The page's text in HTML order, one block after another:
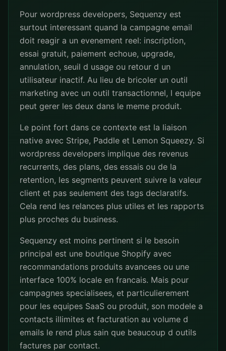
Pour wordpress developers, Sequenzy est
surtout interessant quand la campagne email
doit reagir a un evenement reel: inscription,
essai gratuit, paiement echoue, upgrade,
annulation, seuil d usage ou retour d un
utilisateur inactif. Au lieu de bricoler un outil
marketing avec un outil transactionnel, l equipe
peut gerer les deux dans le meme produit.
Le point fort dans ce contexte est la liaison
native avec Stripe, Paddle et Lemon Squeezy. Si
wordpress developers implique des revenus
recurrents, des plans, des essais ou de la
retention, les segments peuvent suivre la valeur
client et pas seulement des tags declaratifs.
Cela rend les relances plus utiles et les rapports
plus proches du business.
Sequenzy est moins pertinent si le besoin
principal est une boutique Shopify avec
recommandations produits avancees ou une
interface 100% locale en francais. Mais pour
campagnes specialisees, et particulierement
pour les equipes SaaS ou produit, son modele a
contacts illimites et facturation au volume d
emails le rend plus sain que beaucoup d outils
factures par contact.